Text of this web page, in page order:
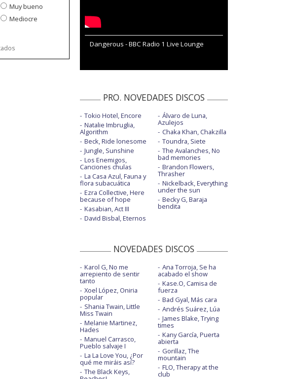
Muy bueno
Mediocre
Dangerous - BBC Radio 1 Live Lounge
PRO. NOVEDADES DISCOS
Tokio Hotel, Encore
Natalie Imbruglia,
Algorithm
Beck, Ride lonesome
Jungle, Sunshine
Los Enemigos,
Canciones chulas
La Casa Azul, Fauna y
flora subacuática
Ezra Collective, Here
because of hope
Kasabian, Act III
David Bisbal, Eternos
Álvaro de Luna,
Azulejos
Chaka Khan, Chakzilla
Toundra, Siete
The Avalanches, No
bad memories
Brandon Flowers,
Thrasher
Nickelback, Everything
under the sun
Becky G, Baraja
bendita
NOVEDADES DISCOS
Karol G, No me
arrepiento de sentir
tanto
Xoel López, Oniria
popular
Shania Twain, Little
Miss Twain
Melanie Martinez,
Hades
Manuel Carrasco,
Pueblo salvaje I
La La Love You, ¿Por
qué me miráis así?
The Black Keys,
Ana Torroja, Se ha
acabado el show
Kase.O, Camisa de
fuerza
Bad Gyal, Más cara
Andrés Suárez, Lúa
James Blake, Trying
times
Kany García, Puerta
abierta
Gorillaz, The
mountain
FLO, Therapy at the
club